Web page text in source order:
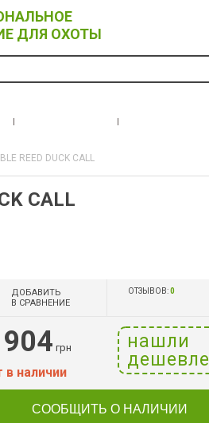
ДЛЯ ОХОТЫ
REED DUCK CALL
CALL
ДОБАВИТЬ
В СРАВНЕНИЕ
ОТЗЫВОВ:0
грн
нашли
дешевле
в наличии
СООБЩИТЬ О НАЛИЧИИ